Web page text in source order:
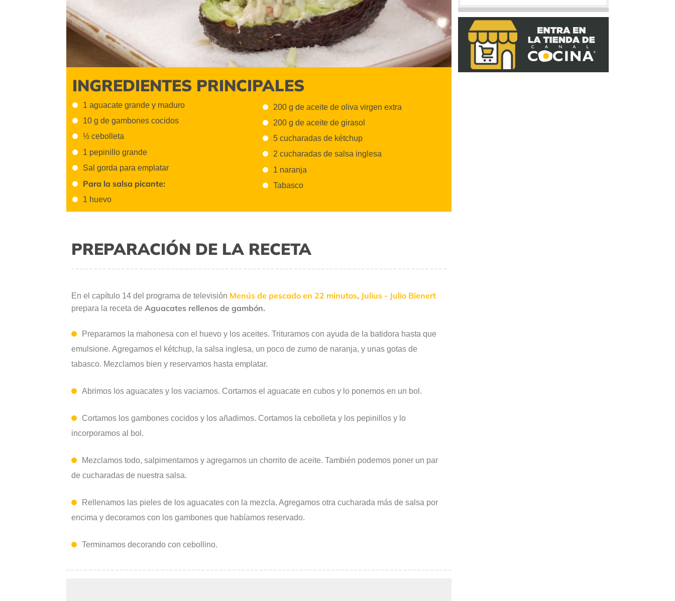
INGREDIENTES PRINCIPALES
1 aguacate grande y maduro
10 g de gambones cocidos
½ cebolleta
1 pepinillo grande
Sal gorda para emplatar
Para la salsa picante:
1 huevo
200 g de aceite de oliva virgen extra
200 g de aceite de girasol
5 cucharadas de kétchup
2 cucharadas de salsa inglesa
1 naranja
Tabasco
PREPARACIÓN DE LA RECETA
En el capítulo 14 del programa de televisión Menús de pescado en 22 minutos, Julius - Julio Bienert
prepara la receta de Aguacates rellenos de gambón.
Preparamos la mahonesa con el huevo y los aceites. Trituramos con ayuda de la batidora hasta que
emulsione. Agregamos el kétchup, la salsa inglesa, un poco de zumo de naranja, y unas gotas de
tabasco. Mezclamos bien y reservamos hasta emplatar.
Abrimos los aguacates y los vaciamos. Cortamos el aguacate en cubos y lo ponemos en un bol.
Cortamos los gambones cocidos y los añadimos. Cortamos la cebolleta y los pepinillos y lo
incorporamos al bol.
Mezclamos todo, salpimentamos y agregamos un chorrito de aceite. También podemos poner un par
de cucharadas de nuestra salsa.
Rellenamos las pieles de los aguacates con la mezcla. Agregamos otra cucharada más de salsa por
encima y decoramos con los gambones que habíamos reservado.
Terminamos decorando con cebollino.
Secrecreto con salsa de ciruelas
(concurso ibericos)